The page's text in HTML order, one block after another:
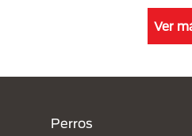
Ver
Perros